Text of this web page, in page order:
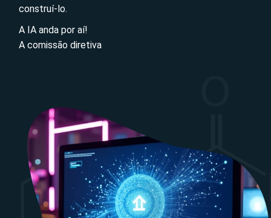
construí-lo.
A IA anda por aí!
A comissão diretiva